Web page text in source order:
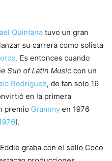
Quintana tuvo un gran
su carrera como solista
. Es entonces cuando
Sun of Latin Music con un
Rodríguez, de tan solo 16
en la primera
premio Grammy en 1976
).
graba con el sello Coco